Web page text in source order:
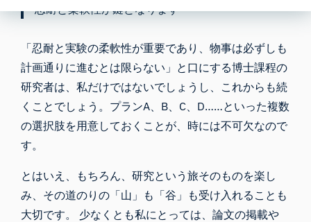
忍耐と柔軟性が鍵となります
「忍耐と実験の柔軟性が重要であり、物事は必ずしも
計画通りに進むとは限らない」と口にする博士課程の
研究者は、私だけではないでしょうし、これからも続
くことでしょう。プランA、B、C、D……といった複数
の選択肢を用意しておくことが、時には不可欠なので
す。
とはいえ、もちろん、研究という旅そのものを楽し
み、その道のりの「山」も「谷」も受け入れることも
大切です。 少なくとも私にとっては、論文の掲載や